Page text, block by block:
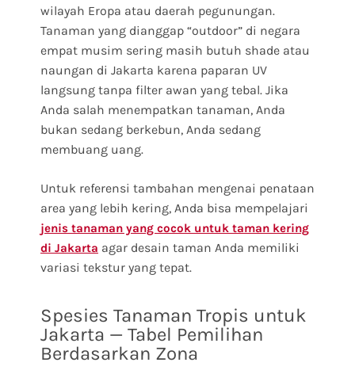
wilayah Eropa atau daerah pegunungan.
Tanaman yang dianggap “outdoor” di negara
empat musim sering masih butuh shade atau
naungan di Jakarta karena paparan UV
langsung tanpa filter awan yang tebal. Jika
Anda salah menempatkan tanaman, Anda
bukan sedang berkebun, Anda sedang
membuang uang.
Untuk referensi tambahan mengenai penataan
area yang lebih kering, Anda bisa mempelajari
jenis tanaman yang cocok untuk taman kering
di Jakarta agar desain taman Anda memiliki
variasi tekstur yang tepat.
Spesies Tanaman Tropis untuk
Jakarta — Tabel Pemilihan
Berdasarkan Zona